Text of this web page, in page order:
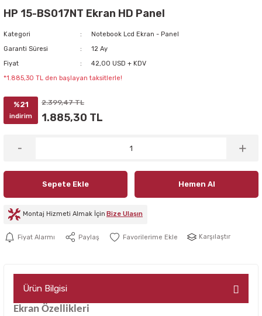
HP 15-BS017NT Ekran HD Panel
Kategori
Notebook Lcd Ekran - Panel
Garanti Süresi
12 Ay
Fiyat
42,00 USD + KDV
*1.885,30 TL den başlayan taksitlerle!
%21
indirim
2.399,47 TL
1.885,30 TL
Sepete Ekle Hemen Al
Montaj Hizmeti Almak İçin Bize Ulaşın
Fiyat Alarmı Paylaş Karşılaştır
Ürün Bilgisi
Ekran Özellikleri